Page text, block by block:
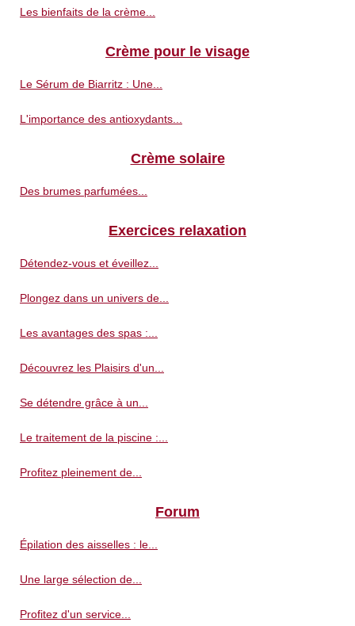
Les bienfaits de la crème...
Crème pour le visage
Le Sérum de Biarritz : Une...
L'importance des antioxydants...
Crème solaire
Des brumes parfumées...
Exercices relaxation
Détendez-vous et éveillez...
Plongez dans un univers de...
Les avantages des spas :...
Découvrez les Plaisirs d'un...
Se détendre grâce à un...
Le traitement de la piscine :...
Profitez pleinement de...
Forum
Épilation des aisselles : le...
Une large sélection de...
Profitez d'un service...